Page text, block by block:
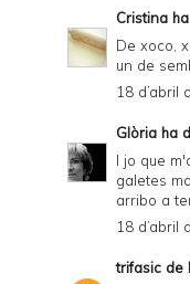
Cristina
De xoco,
un de
18 d’abril
Glòria ha
I jo que
galetes
arribo a
18 d’abril
trifasic de